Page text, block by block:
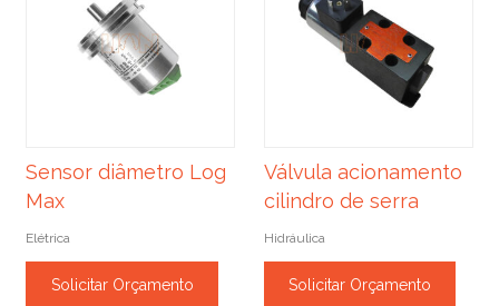
Sensor diâmetro Log
Max
Elétrica
Solicitar Orçamento
Válvula acionamento
cilindro de serra
Hidráulica
Solicitar Orçamento